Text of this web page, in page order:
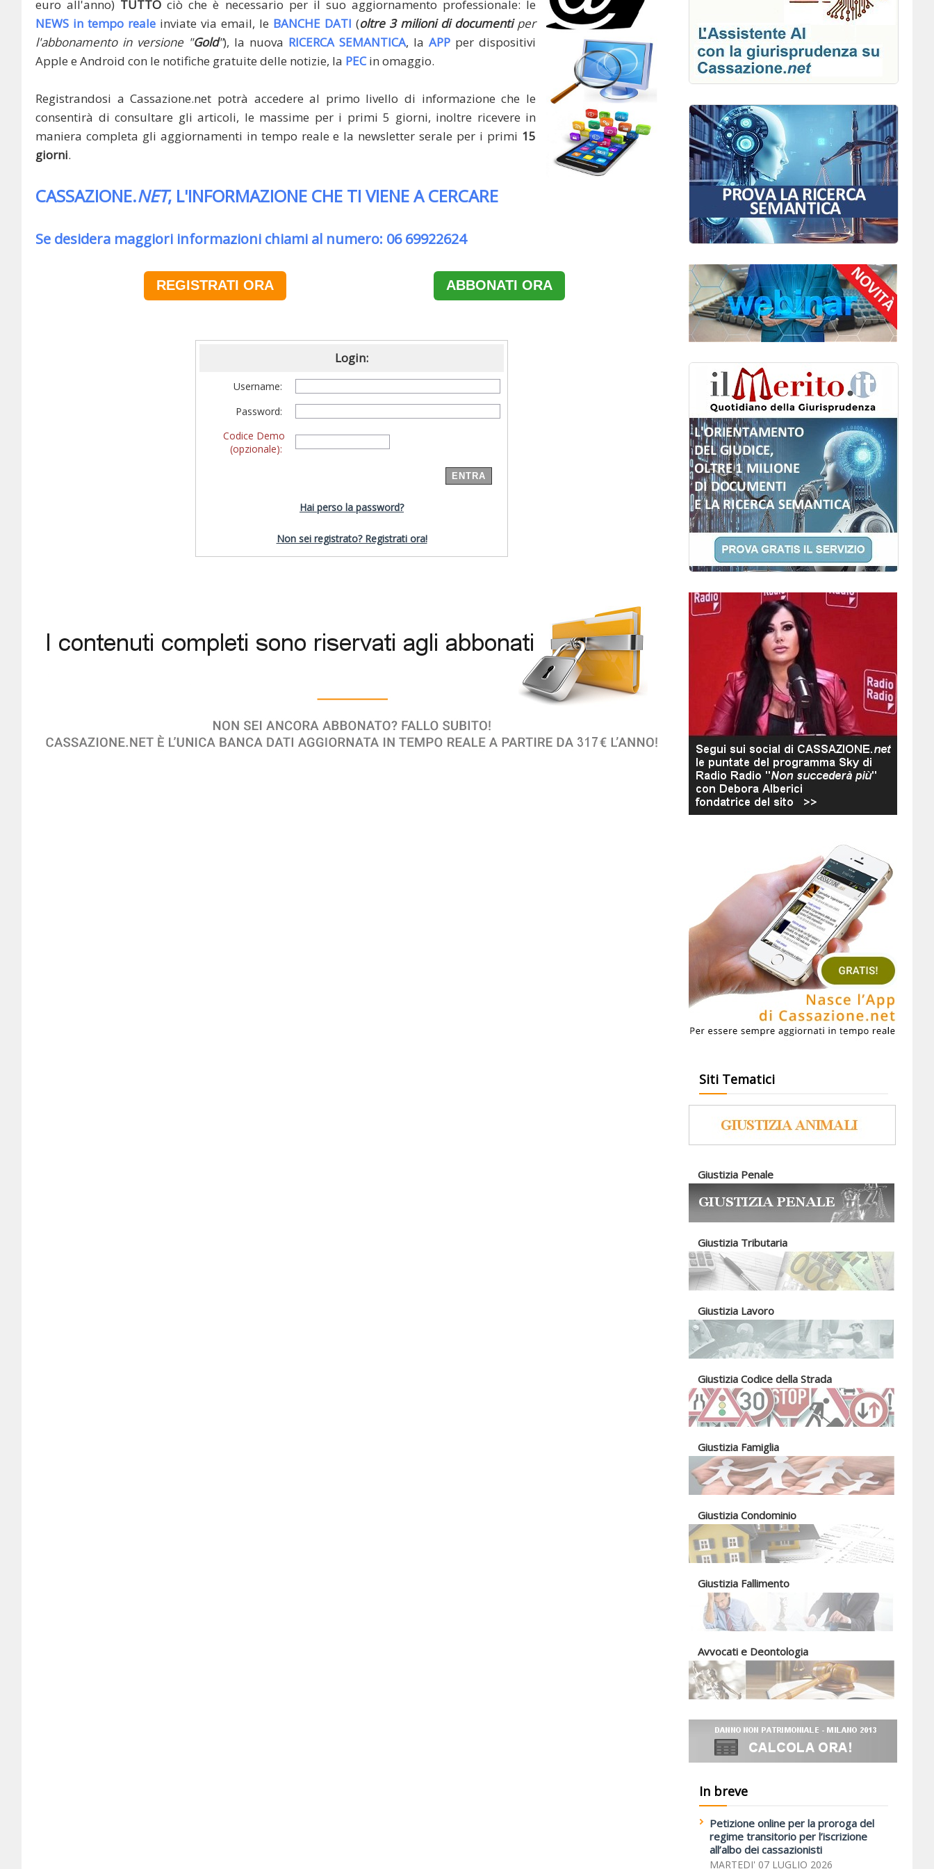
euro all'anno) TUTTO ciò che è necessario per il suo aggiornamento professionale: le
NEWS in tempo reale inviate via email, le BANCHE DATI (oltre 3 milioni di documentiper
l'abbonamento in versione "Gold"), la nuova RICERCA SEMANTICA, la APP per dispositivi
Apple e Android con le notifiche gratuite delle notizie, la PECin omaggio.
Registrandosi a Cassazione.net potrà accedere al primo livello di informazione che le
consentirà di consultare gli articoli, le massime per i primi 5 giorni, inoltre ricevere in
maniera completa gli aggiornamenti in tempo reale e la newsletter serale per i primi 15
giorni.
CASSAZIONE.NET, L'INFORMAZIONE CHE TI VIENE A CERCARE
Se desidera maggiori informazioni chiami al numero: 06 69922624
REGISTRATI ORA ABBONATI ORA
Login:
Username:
Password:
Codice Demo
(opzionale):
Hai perso la password?
Non sei registrato? Registrati ora!
Siti Tematici
Giustizia Penale
Giustizia Tributaria
Giustizia Lavoro
Giustizia Codice della Strada
Giustizia Famiglia
Giustizia Condominio
Giustizia Fallimento
Avvocati e Deontologia
In breve
Petizione online per la proroga del
regime transitorio per l’iscrizione
all’albo dei cassazionisti
MARTEDI' 07 LUGLIO 2026